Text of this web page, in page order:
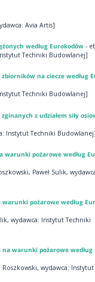
Avia Artis]
według Eurokodów-
Techniki Budowlanej]
na ciecze według
Techniki Budowlanej]
z udziałem siły
Instytut Techniki
pożarowe według
Paweł Sulik,
pożarowe według
wydawca: Instytut Techniki
warunki pożarowe według
wydawca: